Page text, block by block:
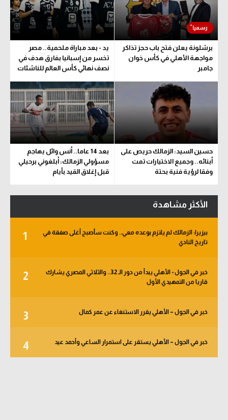
برشلونة يعلن فتح باب حجز تذاكر
مواجهة الأهلي في كأس خوان
جامبر
يد - بعد مباراة ملحمية.. مصر
تخسر من إسبانيا بفارق هدف في
نصف نهائي كأس العالم للناشئات
حسين السيد: الزمالك حريص على
أبنائه.. وجميع الاختيارات تمت
وفقا لرؤية فنية بحتة
بعد 14 عاما.. أنس وائل يهاجم
مسؤولي الزمالك: أبلغوني برحيلي
قبل إغلاق القيد بأيام
الأكثر مشاهدة
1
بيزيرا: الزمالك لم يلتزم بوعده معي.. وكنت سأصبح أغلى صفقة في
تاريخ النادي
2
خبر في الجول - الأهلي يبدأ من دور الـ 32.. والثلاثي المصري يشارك
قاريا من التمهيدي الأول
3 خبر في الجول – الأهلي يقرر الاستنغاء عن عمر كمال
4 خبر في الجول – الأهلي يستقر على استمرار الساعي وأحمد عيد